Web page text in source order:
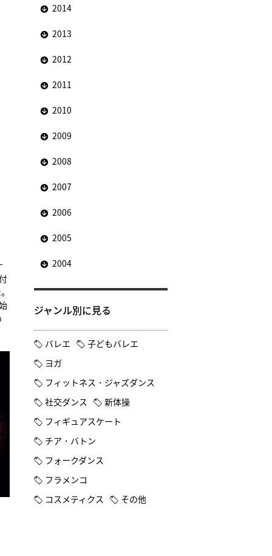
2014
2013
2012
2011
2010
2009
2008
2007
2006
2005
2004
ジャンル別に見る
バレエ
子どもバレエ
ヨガ
フィットネス・ジャズダンス
社交ダンス
新体操
フィギュアスケート
チア・バトン
フォークダンス
フラメンコ
コスメティクス
その他